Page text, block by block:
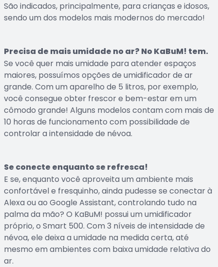
São indicados, principalmente, para crianças e idosos,
sendo um dos modelos mais modernos do mercado!
Precisa de mais umidade no ar? No KaBuM! tem.
Se você quer mais umidade para atender espaços
maiores, possuímos opções de umidificador de ar
grande. Com um aparelho de 5 litros, por exemplo,
você consegue obter frescor e bem-estar em um
cômodo grande! Alguns modelos contam com mais de
10 horas de funcionamento com possibilidade de
controlar a intensidade de névoa.
Se conecte enquanto se refresca!
E se, enquanto você aproveita um ambiente mais
confortável e fresquinho, ainda pudesse se conectar à
Alexa ou ao Google Assistant, controlando tudo na
palma da mão? O KaBuM! possui um umidificador
próprio, o Smart 500. Com 3 níveis de intensidade de
névoa, ele deixa a umidade na medida certa, até
mesmo em ambientes com baixa umidade relativa do
ar.